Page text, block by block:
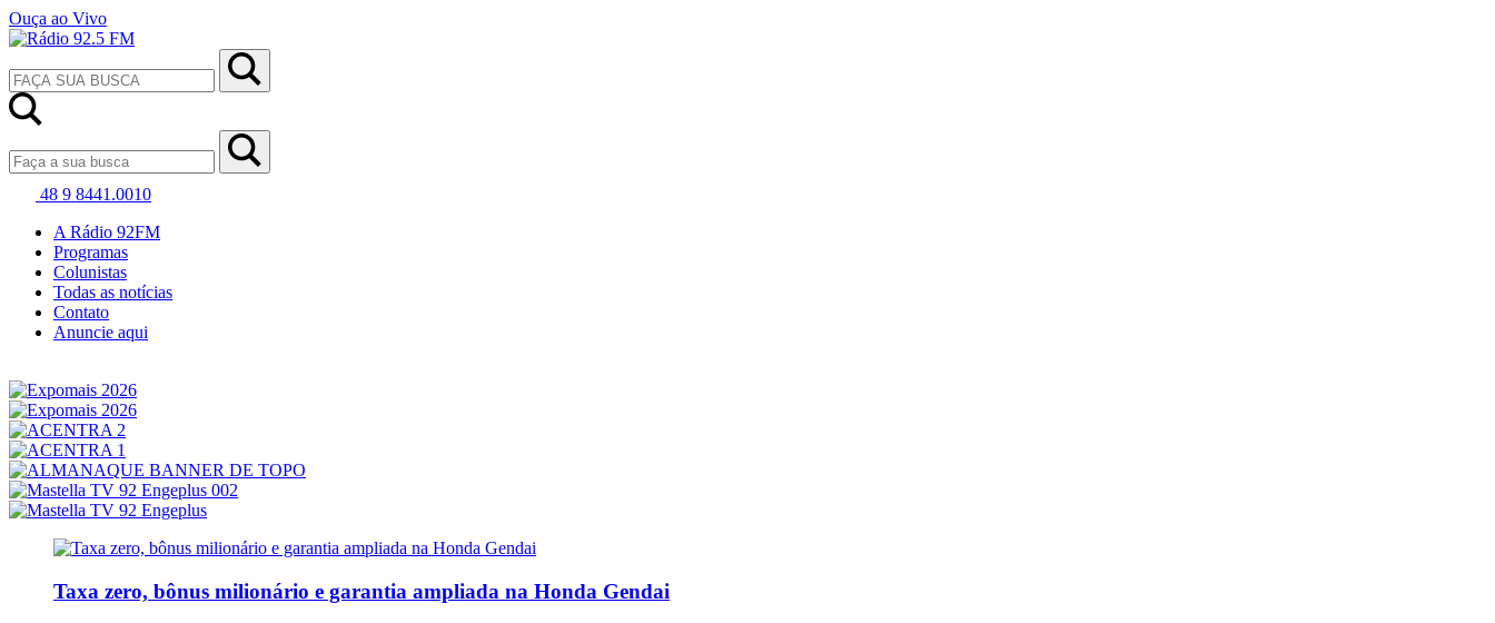
Ouça ao Vivo
48 9 8441.0010
A Rádio 92FM
Programas
Colunistas
Todas as notícias
Contato
Anuncie aqui
Taxa zero, bônus milionário e garantia ampliada na Honda Gendai